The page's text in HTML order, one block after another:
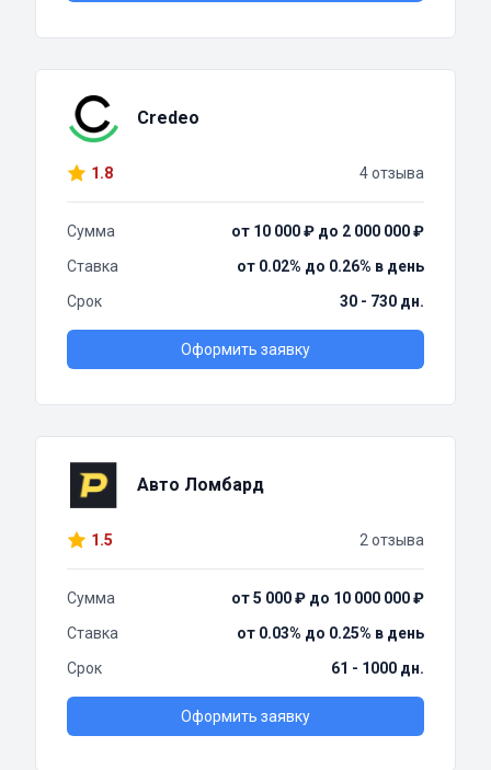
Credeo
1.8 4 отзыва
Сумма
от 10 000 ₽ до 2 000 000 ₽
Ставка
от 0.02% до 0.26% в день
Срок
30 - 730 дн.
Оформить заявку
Авто Ломбард
1.5 2 отзыва
Сумма
от 5 000 ₽ до 10 000 000 ₽
Ставка
от 0.03% до 0.25% в день
Срок
61 - 1000 дн.
Оформить заявку